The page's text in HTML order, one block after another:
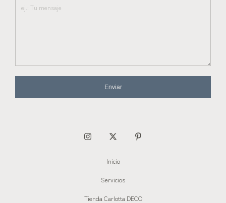
Enviar
Inicio
Servicios
Tienda Carlotta DECO